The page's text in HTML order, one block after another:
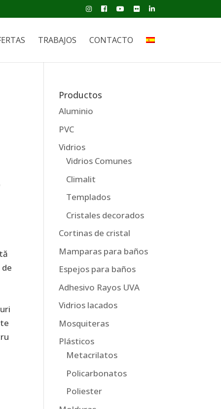
TRABAJOS CONTACTO
Productos
Aluminio
PVC
Vidrios
Vidrios Comunes
Climalit
Templados
Cristales decorados
Cortinas de cristal
Mamparas para baños
Espejos para baños
Adhesivo Rayos UVA
Vidrios lacados
Mosquiteras
Plásticos
Metacrilatos
Policarbonatos
Poliester